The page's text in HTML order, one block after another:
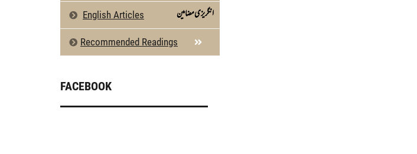
English Articles انگریزی مضامین
Recommended Readings
FACEBOOK